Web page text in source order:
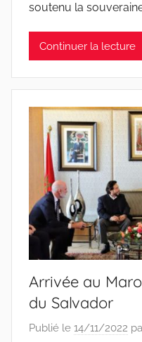
soutenu la
Continuer la lecture
Arrivée au
du Salvador
Publié le 14/11/2022